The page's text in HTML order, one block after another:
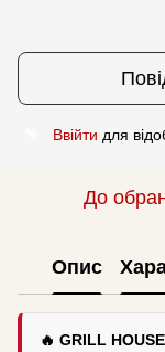
Ввійти для
До
Опис
🔥 GRILL